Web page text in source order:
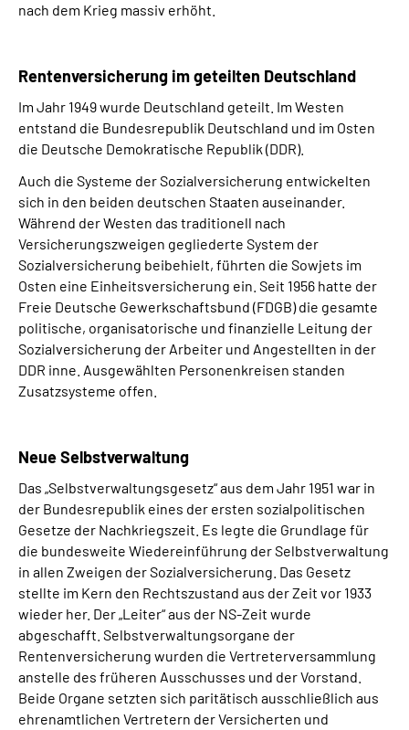
nach dem Krieg massiv erhöht.
Rentenversicherung im geteilten Deutschland
Im Jahr 1949 wurde Deutschland geteilt. Im Westen
entstand die Bundesrepublik Deutschland und im Osten
die Deutsche Demokratische Republik (DDR).
Auch die Systeme der Sozialversicherung entwickelten
sich in den beiden deutschen Staaten auseinander.
Während der Westen das traditionell nach
Versicherungszweigen gegliederte System der
Sozialversicherung beibehielt, führten die Sowjets im
Osten eine Einheitsversicherung ein. Seit 1956 hatte der
Freie Deutsche Gewerkschaftsbund (FDGB) die gesamte
politische, organisatorische und finanzielle Leitung der
Sozialversicherung der Arbeiter und Angestellten in der
DDR inne. Ausgewählten Personenkreisen standen
Zusatzsysteme offen.
Neue Selbstverwaltung
Das „Selbstverwaltungsgesetz“ aus dem Jahr 1951 war in
der Bundesrepublik eines der ersten sozialpolitischen
Gesetze der Nachkriegszeit. Es legte die Grundlage für
die bundesweite Wiedereinführung der Selbstverwaltung
in allen Zweigen der Sozialversicherung. Das Gesetz
stellte im Kern den Rechtszustand aus der Zeit vor 1933
wieder her. Der „Leiter“ aus der NS-Zeit wurde
abgeschafft. Selbstverwaltungsorgane der
Rentenversicherung wurden die Vertreterversammlung
anstelle des früheren Ausschusses und der Vorstand.
Beide Organe setzten sich paritätisch ausschließlich aus
ehrenamtlichen Vertretern der Versicherten und